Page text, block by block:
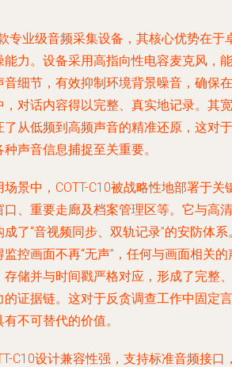
专业级音频采集设备，其核心优势在于
力。设备采用高指向性电容麦克风，能
细节，有效抑制环境背景噪音，确保在
对话内容得以完整、真实地记录。其宽
从低频到高频声音的精准还原，这对于
声音信息捕捉至关重要。
景中，COTT-C10被战略性地部署于关
、重要走廊及档案管理区等。它与高清
了“音视频同步、双轨记录”的安防体系
控画面不再“无声”，任何与画面相关的
储并与时间戳严格对应，形成了完整、
证据链。这对于反贪调查工作中固定言
不可替代的价值。
C10设计兼容性强，支持标准音频接口